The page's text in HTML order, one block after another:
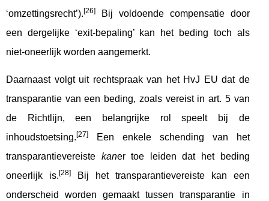
‘omzettingsrecht’).[26]
Bij voldoende compensatie door
een dergelijke ‘exit-bepaling’ kan het beding toch als
niet-oneerlijk worden aangemerkt.
Daarnaast volgt uit rechtspraak van het HvJ EU dat de
transparantie van een beding, zoals vereist in art. 5 van
de Richtlijn, een belangrijke rol speelt bij de
inhoudstoetsing.[27]
Een enkele schending van het
transparantievereiste kaner toe leiden dat het beding
oneerlijk is.[28]Bij het transparantievereiste kan een
onderscheid worden gemaakt tussen transparantie in